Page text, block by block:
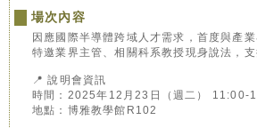
場次內容
因應國際半導體跨域人才需求，首度與產
特邀業界主管、相關科系教授現身說法，支
📍 說明會資訊
時間：2025年12月23日（週二） 11:00-
地點：博雅教學館R102